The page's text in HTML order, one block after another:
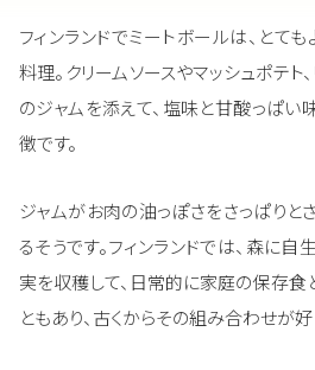
フィンランドでミートボールは、とて
料理。クリームソースやマッシュポテト
のジャムを添えて、塩味と甘酸っぱ
徴です。
ジャムがお肉の油っぽさをさっぱりと
るそうです。フィンランドでは、森に自
実を収穫して、日常的に家庭の保存食
ともあり、古くからその組み合わせが好